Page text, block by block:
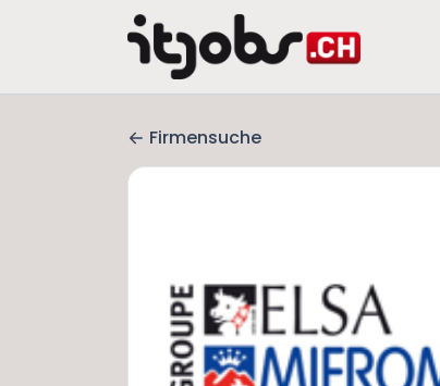
Firmensuche